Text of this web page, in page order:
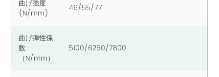
曲げ強度
(N/mm)
46/55/77
曲げ弾性係
数
（N/mm）
5100/6250/7800